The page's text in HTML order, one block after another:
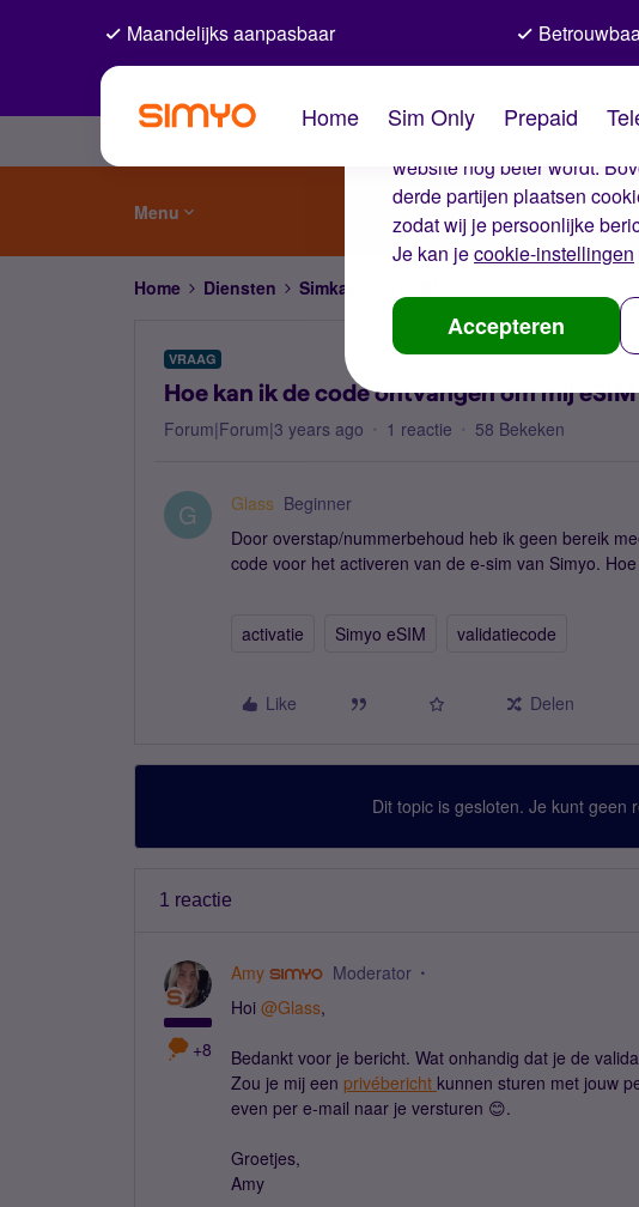
De cookies
Wij gebruiken cookies op
website nog beter wordt.
derde partijen plaatsen
zodat wij je persoonlijke
Je kan jecookie-instellingen
Accepteren
Maandelijks aanpasbaar
Home Sim Only Prepaid
Menu
Home Diensten Simkaart en eSIM
VRAAG
Hoe kan ik de code ontvangen om mij
Forum|Forum|3 years ago 1 reactie 58 Bekeken
G Glass Beginner
Door overstap/nummerbehoud heb ik geen bereik
code voor het activeren van de e-sim van Simyo.
activatie Simyo eSIM validatiecode
Like Delen
Dit topic is gesloten. Je kunt geen
1 reactie
+8
Amy Moderator
Hoi @Glass,
Bedankt voor je bericht. Wat onhandig dat je de
Zou je mij een privébericht kunnen sturen met jouw
even per e-mail naar je versturen 😊.
Groetjes,
Amy